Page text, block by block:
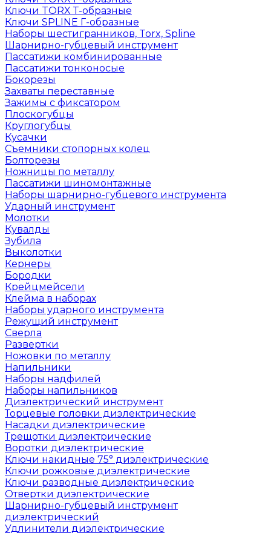
Ключи TORX Т-образные
Ключи SPLINE Г-образные
Наборы шестигранников, Torx, Spline
Шарнирно-губцевый инструмент
Пассатижи комбинированные
Пассатижи тонконосые
Бокорезы
Захваты переставные
Зажимы с фиксатором
Плоскогубцы
Круглогубцы
Кусачки
Съемники стопорных колец
Болторезы
Ножницы по металлу
Пассатижи шиномонтажные
Наборы шарнирно-губцевого инструмента
Ударный инструмент
Молотки
Кувалды
Зубила
Выколотки
Кернеры
Бородки
Крейцмейсели
Клейма в наборах
Наборы ударного инструмента
Режущий инструмент
Сверла
Развертки
Ножовки по металлу
Напильники
Наборы надфилей
Наборы напильников
Диэлектрический инструмент
Торцевые головки диэлектрические
Насадки диэлектрические
Трещотки диэлектрические
Воротки диэлектрические
Ключи накидные 75° диэлектрические
Ключи рожковые диэлектрические
Ключи разводные диэлектрические
Отвертки диэлектрические
Шарнирно-губцевый инструмент
диэлектрический
Удлинители диэлектрические